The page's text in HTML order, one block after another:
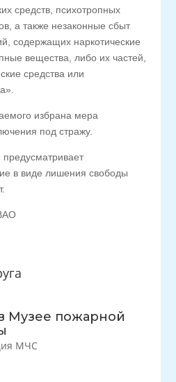
Музее пожарной
МЧС
средств, психотропных
а также незаконные сбыт
содержащих наркотические
вещества, либо их частей,
средства или
избрана мера
под стражу.
в виде лишения свободы